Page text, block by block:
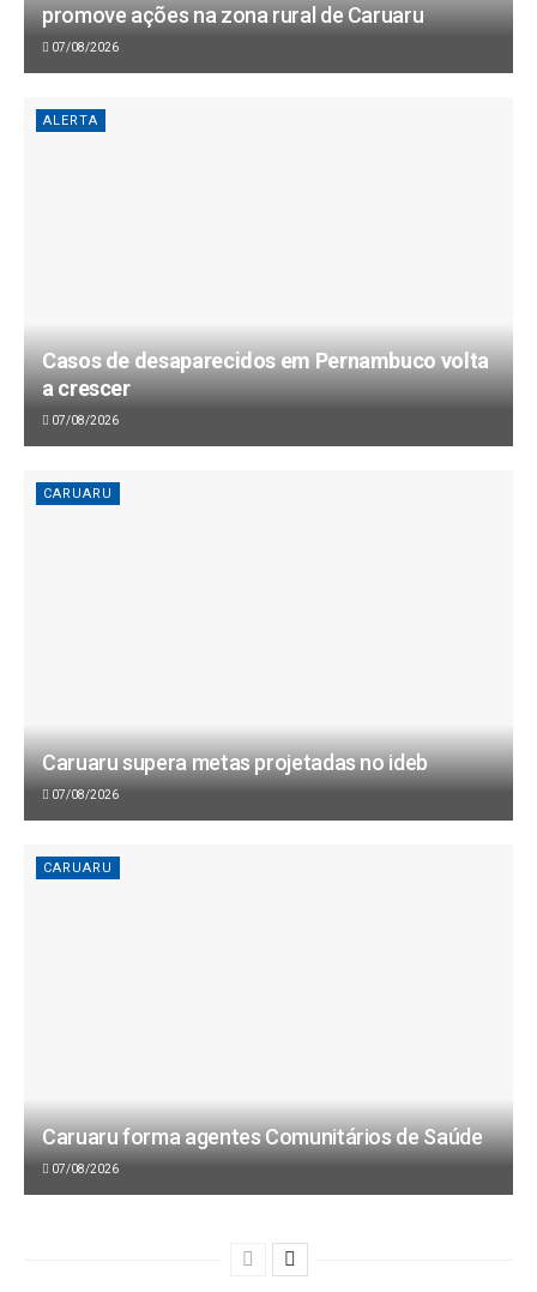
promove ações na zona rural de Caruaru
07/08/2026
ALERTA
Casos de desaparecidos em Pernambuco volta
a crescer
07/08/2026
CARUARU
Caruaru supera metas projetadas no ideb
07/08/2026
CARUARU
Caruaru forma agentes Comunitários de Saúde
07/08/2026